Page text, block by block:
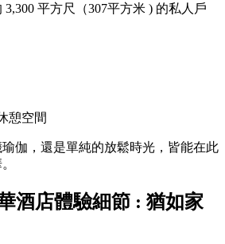
平方尺（307平方米 ) 的私人戶
憩空間
伽，還是單純的放鬆時光，皆能在此
酒店體驗細節 : 猶如家